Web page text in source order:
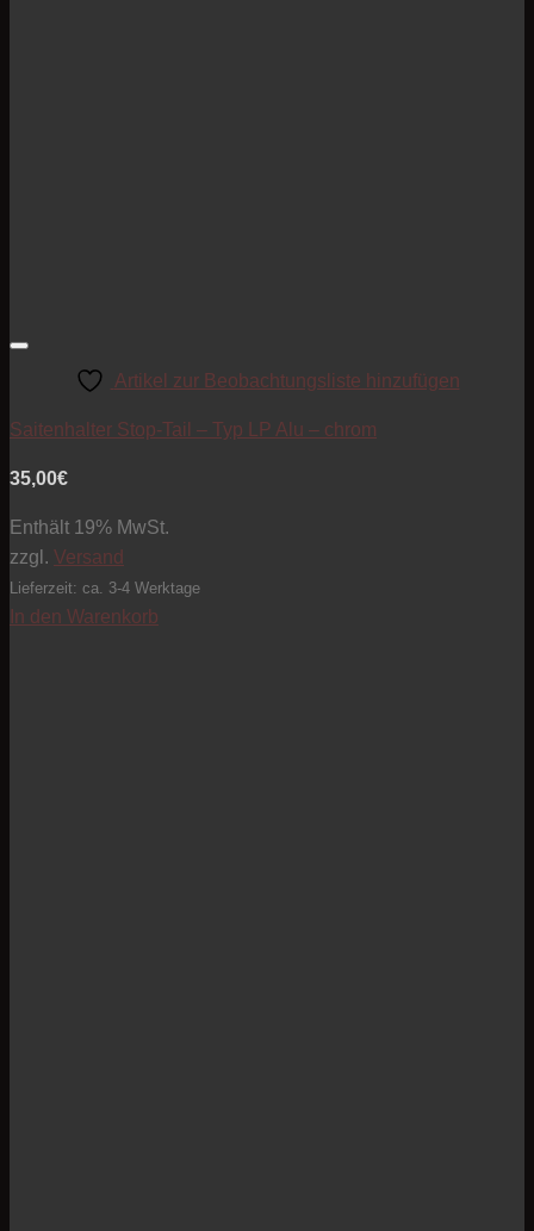
Artikel zur Beobachtungsliste hinzufügen
Saitenhalter Stop-Tail – Typ LP Alu – chrom
35,00€
Enthält 19% MwSt.
zzgl. Versand
Lieferzeit: ca. 3-4 Werktage
In den Warenkorb